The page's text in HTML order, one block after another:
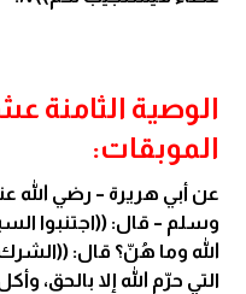
الوصية الثامنة
الموبقات:
عن أبي هريرة – رضي الله
وسلم – قال: ((اجتنبوا
الله وما هُنّ؟ قال:
التي حرّم الله إلا بالحق،